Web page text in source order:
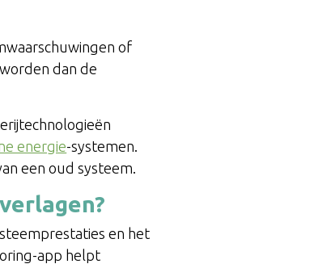
of
dan de
energie-systemen.
een oud systeem.
en het
app helpt